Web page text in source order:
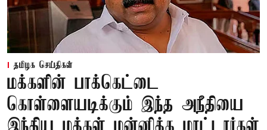
தமிழக செய்திகள்
மக்களின் பாக்கெட்டை
கொள்ளையடிக்கும் இந்த அநீதியை